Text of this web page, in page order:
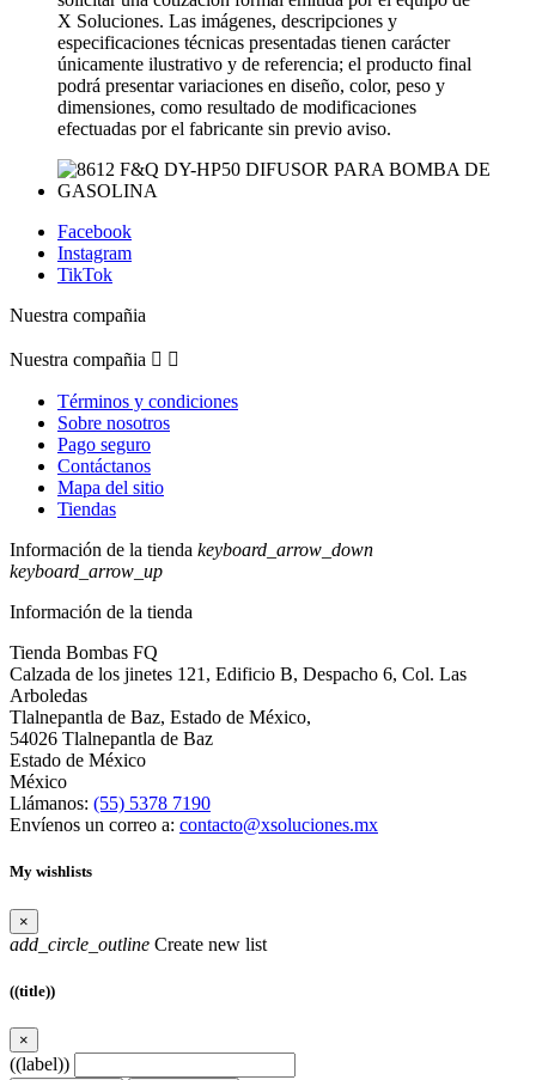
X Soluciones. Las imágenes, descripciones y
especificaciones técnicas presentadas tienen carácter
únicamente ilustrativo y de referencia; el producto final
podrá presentar variaciones en diseño, color, peso y
dimensiones, como resultado de modificaciones
efectuadas por el fabricante sin previo aviso.
Facebook
Instagram
TikTok
Nuestra compañia
Nuestra compañia  
Términos y condiciones
Sobre nosotros
Pago seguro
Contáctanos
Mapa del sitio
Tiendas
Información de la tienda keyboard_arrow_down
keyboard_arrow_up
Información de la tienda
Tienda Bombas FQ
Calzada de los jinetes 121, Edificio B, Despacho 6, Col. Las
Arboledas
Tlalnepantla de Baz, Estado de México,
54026 Tlalnepantla de Baz
Estado de México
México
Llámanos: (55) 5378 7190
Envíenos un correo a: contacto@xsoluciones.mx
My wishlists
×
add_circle_outline Create new list
((title))
×
((label))